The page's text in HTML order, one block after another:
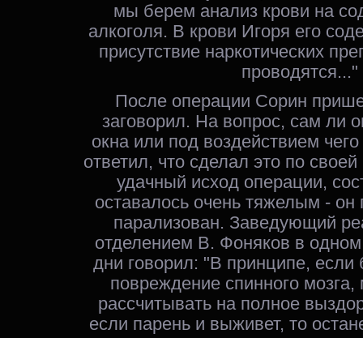
мы берем анализ крови на
алкоголя. В крови Игоря его
присутствие наркотических
проводятся..."
После операции Сорин
заговорил. На вопрос, сам ли
окна или под воздействием
ответил, что сделал это по
удачный исход операции,
оставалось очень тяжелым -
парализован. Заведующий
отделением В. Фоняков в
дни говорил: "В принципе, если
повреждение спинного
рассчитывать на полное
если парень и выживет, то